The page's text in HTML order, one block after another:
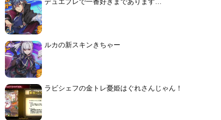
ルカの新スキンきちゃー
ラビシェフの金トレ憂姫はぐれさんじゃん！